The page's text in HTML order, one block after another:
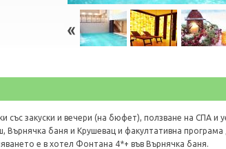
със закуски и вечери (на бюфет), ползване на СПА и
Върнячка баня и Крушевац и факултативна
е в хотел Фонтана 4*+ във Върнячка баня.